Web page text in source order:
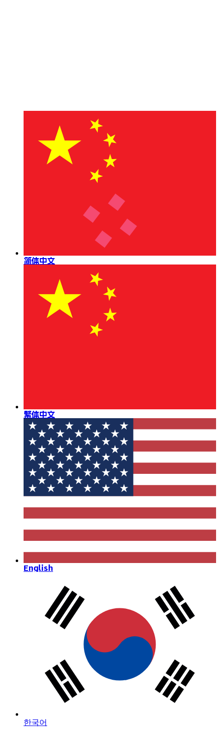
简体中文
繁体中文
English
한국어